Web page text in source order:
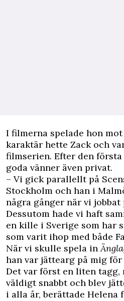
I filmerna spelade hon
karaktär hette Zack och
filmserien. Efter den första
goda vänner även privat.
– Vi gick parallellt på
Stockholm och han i
några gånger när vi jobbat
Dessutom hade vi haft
en kille i Sverige som har
som varit ihop med både
När vi skulle spela in
han var jättearg på mig
Det var först en liten tagg,
väldigt snabbt och blev
i alla år, berättade Helena